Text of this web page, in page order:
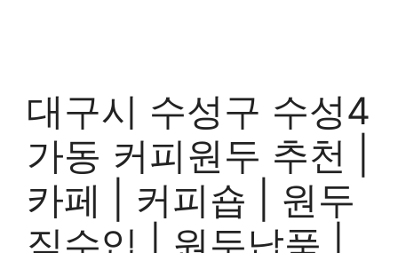
대구시 수성구 수성4
가동 커피원두 추천 |
카페 | 커피숍 | 원두
직수입 | 원두납품 |